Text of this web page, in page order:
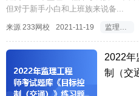
但对于新手小白和上班族来说备...
来源 233网校 2021-11-19 监理工程师考试题库
2022年
制（交